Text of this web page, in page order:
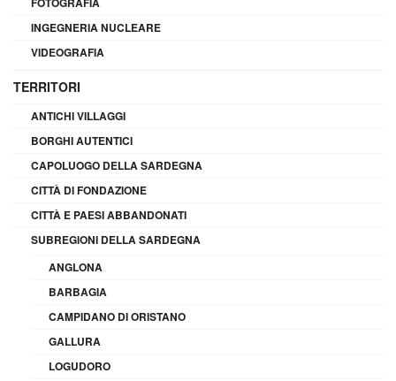
INGEGNERIA NUCLEARE
VIDEOGRAFIA
TERRITORI
ANTICHI VILLAGGI
BORGHI AUTENTICI
CAPOLUOGO DELLA SARDEGNA
CITTÀ DI FONDAZIONE
CITTÀ E PAESI ABBANDONATI
SUBREGIONI DELLA SARDEGNA
ANGLONA
BARBAGIA
CAMPIDANO DI ORISTANO
GALLURA
LOGUDORO